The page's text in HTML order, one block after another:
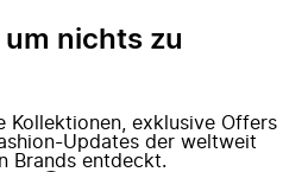
um nichts zu
Kollektionen, exklusive Offers
Updates der weltweit
Brands entdeckt.